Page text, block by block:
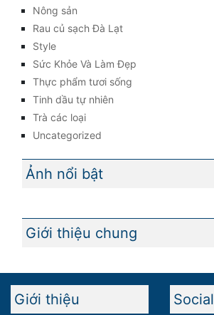
Nông sản
Rau củ sạch Đà Lạt
Style
Sức Khỏe Và Làm Đẹp
Thực phẩm tươi sống
Tinh dầu tự nhiên
Trà các loại
Uncategorized
Ảnh nổi bật
Giới thiệu chung
Giới thiệu Social